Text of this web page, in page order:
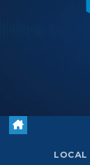
LOCAL